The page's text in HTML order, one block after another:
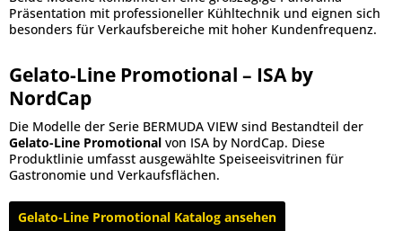
Präsentation mit professioneller Kühltechnik und eignen sich
besonders für Verkaufsbereiche mit hoher Kundenfrequenz.
Gelato-Line Promotional – ISA by
NordCap
Die Modelle der Serie BERMUDA VIEW sind Bestandteil der
Gelato-Line Promotional von ISA by NordCap. Diese
Produktlinie umfasst ausgewählte Speiseeisvitrinen für
Gastronomie und Verkaufsflächen.
Gelato-Line Promotional Katalog ansehen